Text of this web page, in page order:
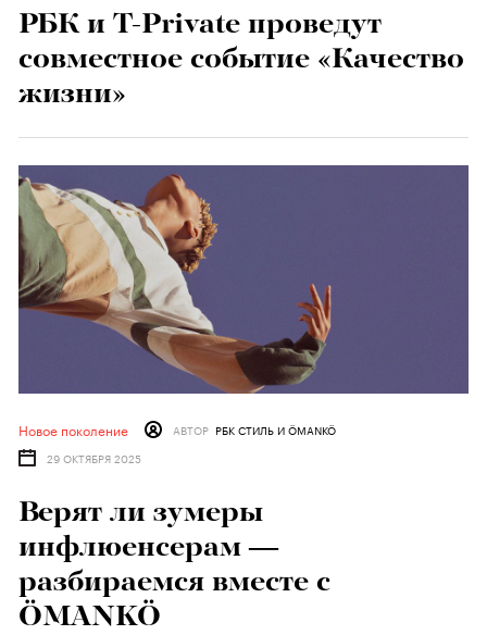
РБК и Т-Private проведут
совместное событие «Качество
жизни»
Новое поколение АВТОР РБК СТИЛЬ И ÖMANKÖ
29 ОКТЯБРЯ 2025
Верят ли зумеры
инфлюенсерам —
разбираемся вместе с
ÖMANKÖ